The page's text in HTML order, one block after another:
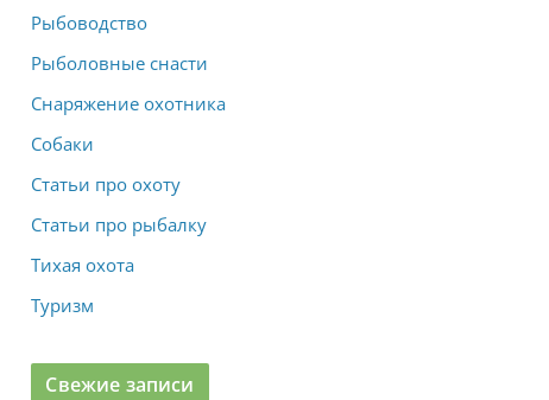
Рыбоводство
Рыболовные снасти
Снаряжение охотника
Собаки
Статьи про охоту
Статьи про рыбалку
Тихая охота
Туризм
Свежие записи